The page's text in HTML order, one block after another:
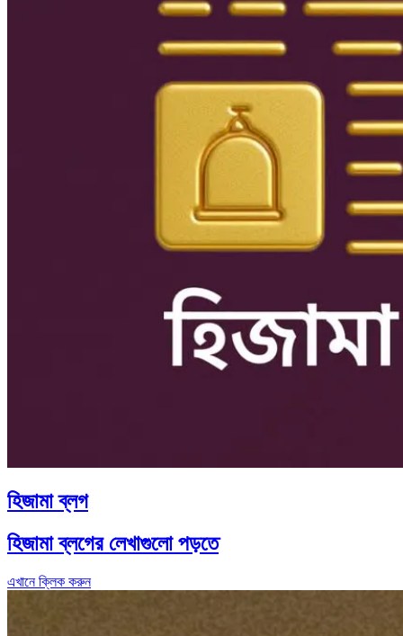
হিজামা ব্লগ
হিজামা ব্লগের লেখাগুলো পড়তে
এখানে ক্লিক করুন